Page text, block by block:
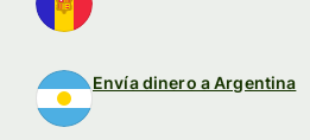
Envía dinero a Argentina